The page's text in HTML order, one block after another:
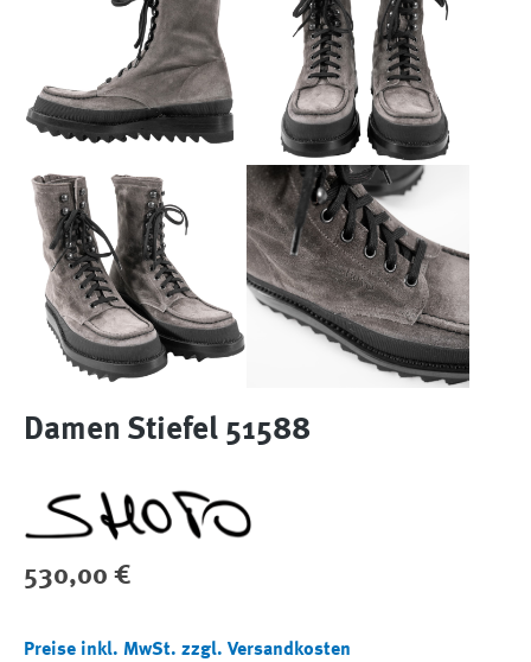
Damen Stiefel 51588
Regulärer Preis:
530,00 €
Preise inkl. MwSt. zzgl. Versandkosten